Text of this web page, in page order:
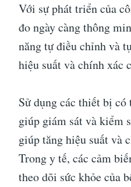
Với sự phát triển của
đo ngày càng thông
năng tự điều chỉnh và
hiệu suất và chính xác
Sử dụng các thiết bị
giúp giám sát và kiểm
giúp tăng hiệu suất và
Trong y tế, các cảm
theo dõi sức khỏe của